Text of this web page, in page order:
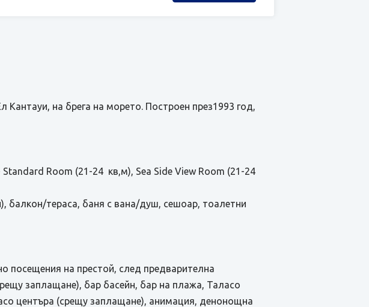
на брега на морето. Построен през1993 год,
Room (21-24 кв,м), Sea Side View Room (21-24
балкон/тераса, баня с вана/душ, сешоар, тоалетни
посещения на престой, след предварителна
заплащане), бар басейн, бар на плажа, Таласо
центъра (срещу заплащане), анимация, денонощна